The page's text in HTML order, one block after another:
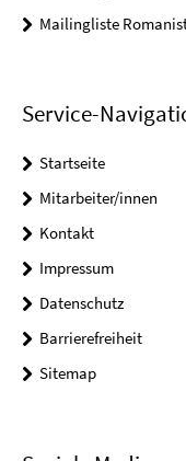
Mailingliste
Service-
Startseite
Mitarbeiter/innen
Kontakt
Impressum
Datenschutz
Barrierefreiheit
Sitemap